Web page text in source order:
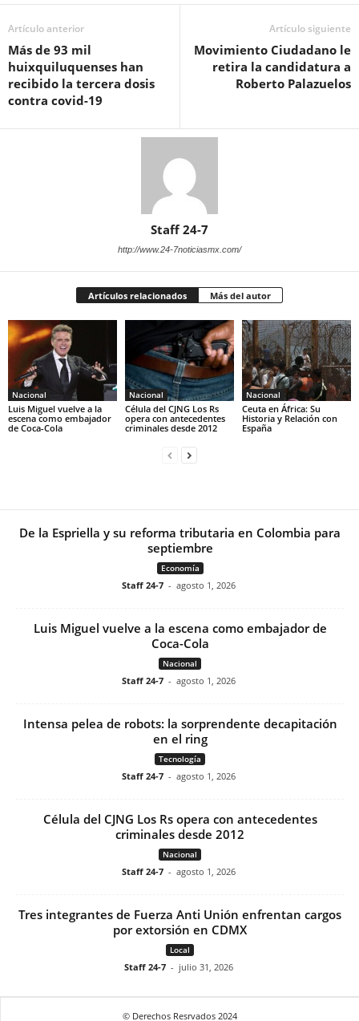
Artículo anterior
Más de 93 mil
huixquiluquenses han
recibido la tercera dosis
contra covid-19
Artículo siguiente
Movimiento Ciudadano le
retira la candidatura a
Roberto Palazuelos
Staff 24-7
http://www.24-7noticiasmx.com/
Artículos relacionados Más del autor
Nacional
Luis Miguel vuelve a la
escena como embajador
de Coca-Cola
Nacional
Célula del CJNG Los Rs
opera con antecedentes
criminales desde 2012
Nacional
Ceuta en África: Su
Historia y Relación con
España
De la Espriella y su reforma tributaria en Colombia para
septiembre
Economía
Staff 24-7 - agosto 1, 2026
Luis Miguel vuelve a la escena como embajador de
Coca-Cola
Nacional
Staff 24-7 - agosto 1, 2026
Intensa pelea de robots: la sorprendente decapitación
en el ring
Tecnología
Staff 24-7 - agosto 1, 2026
Célula del CJNG Los Rs opera con antecedentes
criminales desde 2012
Nacional
Staff 24-7 - agosto 1, 2026
Tres integrantes de Fuerza Anti Unión enfrentan cargos
por extorsión en CDMX
Local
Staff 24-7 - julio 31, 2026
© Derechos Resrvados 2024